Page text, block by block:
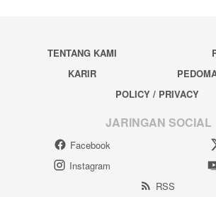
TENTANG KAMI
KARIR
POLICY / PRIVACY
JARINGAN SOCIAL
Facebook
Instagram
RSS